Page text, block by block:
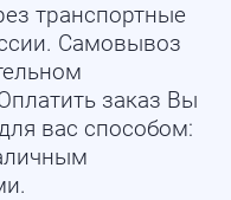
транспортные
Самовывоз
заказ Вы
вас способом: